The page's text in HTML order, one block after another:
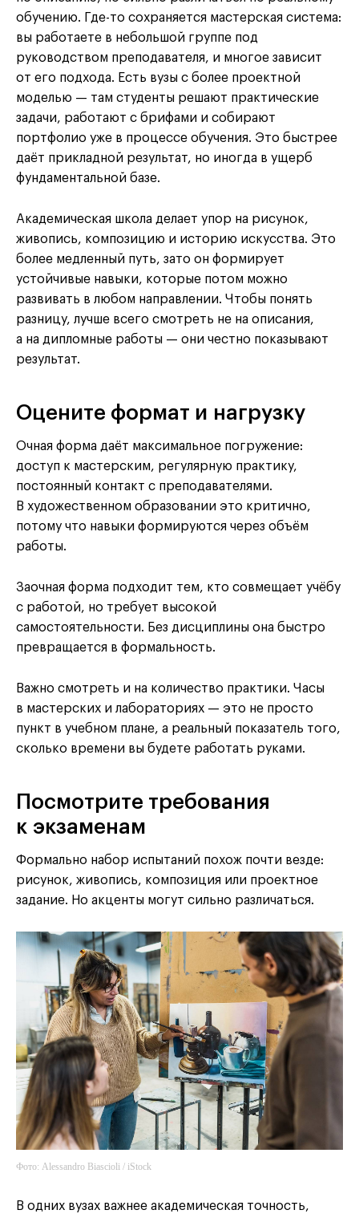
обучению. Где-то сохраняется мастерская система:
вы работаете в небольшой группе под
руководством преподавателя, и многое зависит
от его подхода. Есть вузы с более проектной
моделью — там студенты решают практические
задачи, работают с брифами и собирают
портфолио уже в процессе обучения. Это быстрее
даёт прикладной результат, но иногда в ущерб
фундаментальной базе.
Академическая школа делает упор на рисунок,
живопись, композицию и историю искусства. Это
более медленный путь, зато он формирует
устойчивые навыки, которые потом можно
развивать в любом направлении. Чтобы понять
разницу, лучше всего смотреть не на описания,
а на дипломные работы — они честно показывают
результат.
Оцените формат и нагрузку
Очная форма даёт максимальное погружение:
доступ к мастерским, регулярную практику,
постоянный контакт с преподавателями.
В художественном образовании это критично,
потому что навыки формируются через объём
работы.
Заочная форма подходит тем, кто совмещает учёбу
с работой, но требует высокой
самостоятельности. Без дисциплины она быстро
превращается в формальность.
Важно смотреть и на количество практики. Часы
в мастерских и лабораториях — это не просто
пункт в учебном плане, а реальный показатель того,
сколько времени вы будете работать руками.
Посмотрите требования
к экзаменам
Формально набор испытаний похож почти везде:
рисунок, живопись, композиция или проектное
задание. Но акценты могут сильно различаться.
Фото: Alessandro Biascioli / iStock
В одних вузах важнее академическая точность,